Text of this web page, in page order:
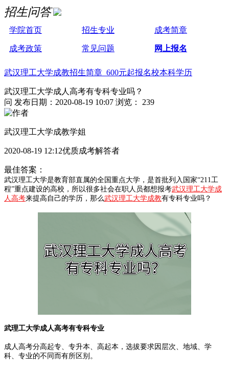
招生问答
学院首页 招生专业 成考简章
成考政策 常见问题 网上报名
武汉理工大学成教招生简章 600元起报名校本科学历
武汉理工大学成人高考有专科专业吗？
问 发布日期：2020-08-19 10:07 浏览： 239
武汉理工大学成教学姐
2020-08-19 12:12优质成考解答者
最佳答案：
武汉理工大学是教育部直属的全国重点大学，是首批列入国家“211工
程”重点建设的高校，所以很多社会在职人员都想报考武汉理工大学成
人高考来提高自己的学历，那么武汉理工大学成教有专科专业吗？
武理工大学成人高考有专科专业
成人高考分高起专、专升本、高起本，选拔要求因层次、地域、学
科、专业的不同而有所区别。